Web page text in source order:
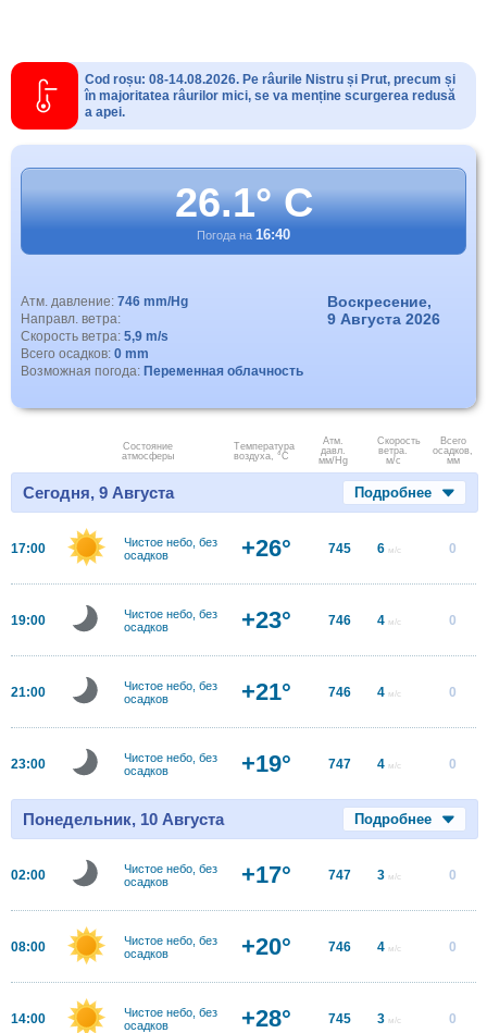
Cod roșu: 08-14.08.2026. Pe râurile Nistru și Prut, precum și
în majoritatea râurilor mici, se va menține scurgerea redusă
a apei.
26.1° C
Погода на 16:40
Атм. давление: 746 mm/Hg
Направл. ветра:
Скорость ветра: 5,9 m/s
Всего осадков: 0 mm
Возможная погода: Переменная облачность
Воскресение,
9 Августа 2026
Состояние
атмосферы
Температура
воздуха, °C
Атм.
давл.
мм/Hg
Скорость
ветра.
м/с
Всего
осадков,
мм
Сегодня, 9 Августа Подробнее
17:00
Чистое небо, без
осадков
+26° 745 6 м/с 0
19:00
Чистое небо, без
осадков
+23° 746 4 м/с 0
21:00
Чистое небо, без
осадков
+21° 746 4 м/с 0
23:00
Чистое небо, без
осадков
+19° 747 4 м/с 0
Понедельник, 10 Августа Подробнее
02:00
Чистое небо, без
осадков
+17° 747 3 м/с 0
08:00
Чистое небо, без
осадков
+20° 746 4 м/с 0
14:00
Чистое небо, без
осадков
+28° 745 3 м/с 0